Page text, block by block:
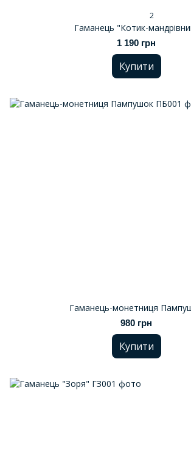
2
Гаманець "Котик-
1 190 грн
Купити
Гаманець-монетниця
980 грн
Купити